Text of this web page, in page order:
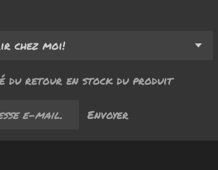
du retour en stock du produit
Envoyer